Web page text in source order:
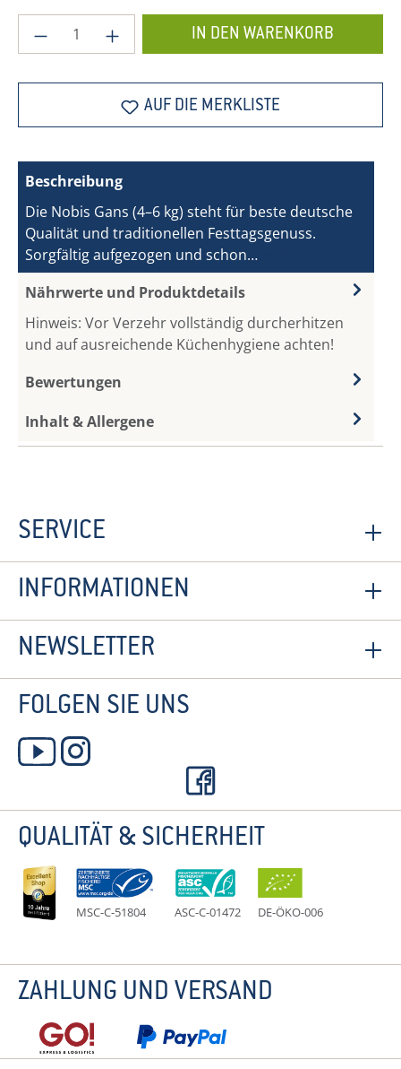
Produkt Anzahl: Gib den gewünschten
IN DEN WARENKORB
AUF DIE MERKLISTE
Beschreibung
Die Nobis Gans (4–6 kg) steht für beste deutsche
Qualität und traditionellen Festtagsgenuss.
Sorgfältig aufgezogen und schon…
Nährwerte und Produktdetails
Hinweis: Vor Verzehr vollständig durcherhitzen
und auf ausreichende Küchenhygiene achten!
Bewertungen
Inhalt & Allergene
SERVICE
INFORMATIONEN
NEWSLETTER
FOLGEN SIE UNS
QUALITÄT & SICHERHEIT
MSC-C-51804 ASC-C-01472 DE-ÖKO-006
ZAHLUNG UND VERSAND